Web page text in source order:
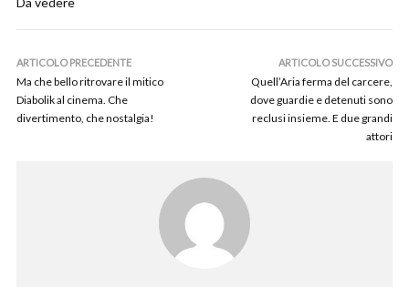
ARTICOLO PRECEDENTE
Ma che bello ritrovare il mitico
Diabolik al cinema. Che
divertimento, che nostalgia!
ARTICOLO SUCCESSIVO
Quell’Aria ferma del carcere,
dove guardie e detenuti sono
reclusi insieme. E due grandi
attori